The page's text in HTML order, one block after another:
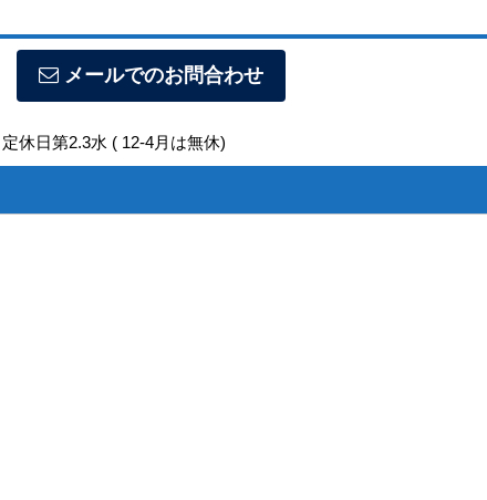
メールでのお問合わせ
休日第2.3水 ( 12-4月は無休)